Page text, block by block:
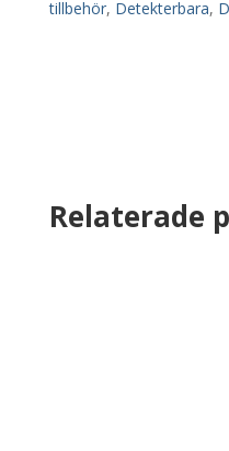
tillbehör, Detekterbara,
Relaterade